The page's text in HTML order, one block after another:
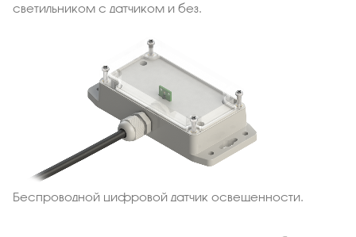
светильником с датчиком и без.
Беспроводной цифровой датчик освещенности.